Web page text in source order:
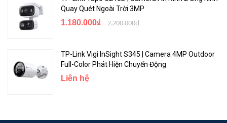
Quay Quét Ngoài Trời 3MP
1.180.000₫ 2.200.000₫
TP-Link Vigi InSight S345 | Camera 4MP Outdoor
Full-Color Phát Hiện Chuyển Động
Liên hệ